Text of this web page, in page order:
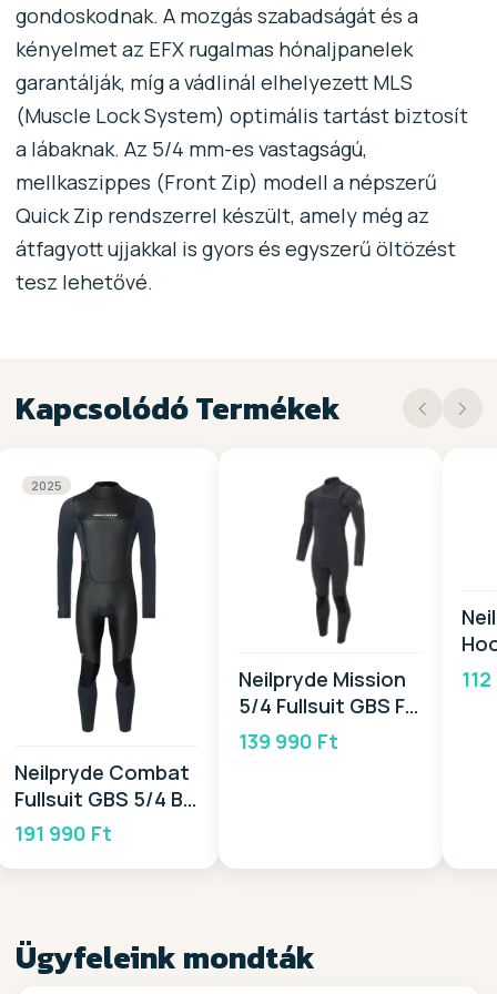
gondoskodnak. A mozgás szabadságát és a
kényelmet az EFX rugalmas hónaljpanelek
garantálják, míg a vádlinál elhelyezett MLS
(Muscle Lock System) optimális tartást biztosít
a lábaknak. Az 5/4 mm-es vastagságú,
mellkaszippes (Front Zip) modell a népszerű
Quick Zip rendszerrel készült, amely még az
átfagyott ujjakkal is gyors és egyszerű öltözést
tesz lehetővé.
Kapcsolódó Termékek
2025
Neilpryde Combat
Fullsuit GBS 5/4 BZ
2025
191 990 Ft
Neilpryde Mission
5/4 Fullsuit GBS FZ
2026
139 990 Ft
Ügyfeleink mondták